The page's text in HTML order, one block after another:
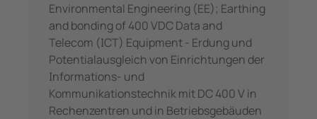
Environmental Engineering (EE); Earthing
and bonding of 400 VDC Data and
Telecom (ICT) Equipment - Erdung und
Potentialausgleich von Einrichtungen der
Informations- und
Kommunikationstechnik mit DC 400 V in
Rechenzentren und in Betriebsgebäuden